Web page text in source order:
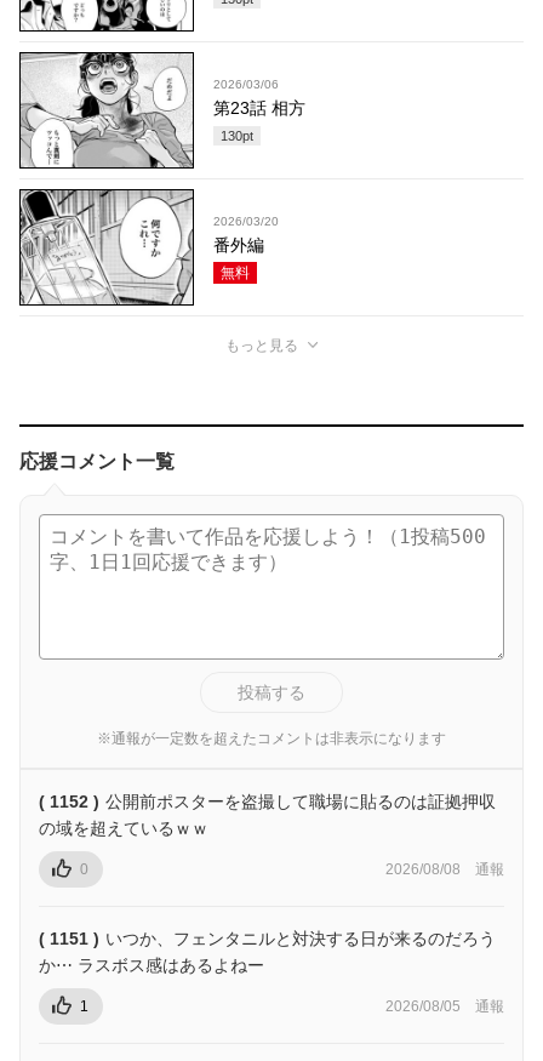
2026/03/06
第23話 相方
130pt
2026/03/20
番外編
無料
もっと見る
応援コメント一覧
投稿する
※通報が一定数を超えたコメントは非表示になります
( 1152 ) 公開前ポスターを盗撮して職場に貼るのは証拠押収
の域を超えているｗｗ
0 2026/08/08 通報
( 1151 ) いつか、フェンタニルと対決する日が来るのだろう
か⋯ ラスボス感はあるよねー
1 2026/08/05 通報